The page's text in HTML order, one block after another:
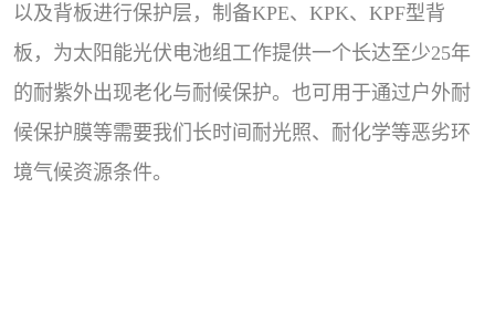
以及背板进行保护层，制备KPE、KPK、KPF型背
板，为太阳能光伏电池组工作提供一个长达至少25年
的耐紫外出现老化与耐候保护。也可用于通过户外耐
候保护膜等需要我们长时间耐光照、耐化学等恶劣环
境气候资源条件。